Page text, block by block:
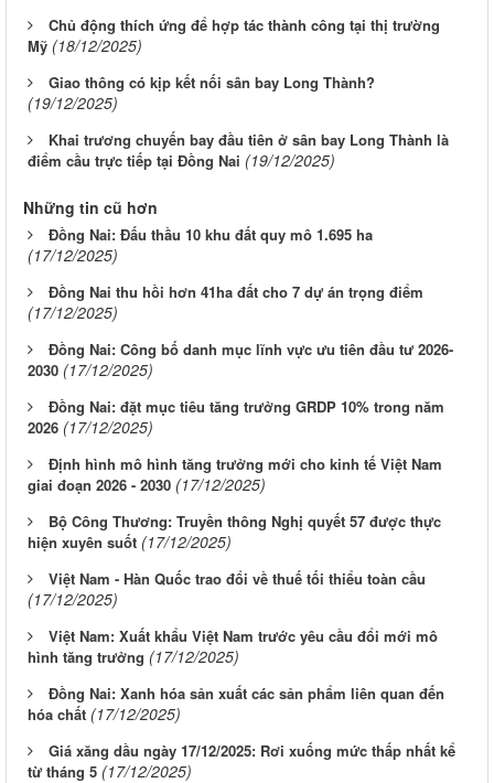
Chủ động thích ứng để hợp tác thành công tại thị trường
Mỹ (18/12/2025)
Giao thông có kịp kết nối sân bay Long Thành?
(19/12/2025)
Khai trương chuyến bay đầu tiên ở sân bay Long Thành là
điểm cầu trực tiếp tại Đồng Nai (19/12/2025)
Những tin cũ hơn
Đồng Nai: Đấu thầu 10 khu đất quy mô 1.695 ha
(17/12/2025)
Đồng Nai thu hồi hơn 41ha đất cho 7 dự án trọng điểm
(17/12/2025)
Đồng Nai: Công bố danh mục lĩnh vực ưu tiên đầu tư 2026-
2030 (17/12/2025)
Đồng Nai: đặt mục tiêu tăng trưởng GRDP 10% trong năm
2026 (17/12/2025)
Định hình mô hình tăng trưởng mới cho kinh tế Việt Nam
giai đoạn 2026 - 2030 (17/12/2025)
Bộ Công Thương: Truyền thông Nghị quyết 57 được thực
hiện xuyên suốt (17/12/2025)
Việt Nam - Hàn Quốc trao đổi về thuế tối thiểu toàn cầu
(17/12/2025)
Việt Nam: Xuất khẩu Việt Nam trước yêu cầu đổi mới mô
hình tăng trưởng (17/12/2025)
Đồng Nai: Xanh hóa sản xuất các sản phẩm liên quan đến
hóa chất (17/12/2025)
Giá xăng dầu ngày 17/12/2025: Rơi xuống mức thấp nhất kể
từ tháng 5 (17/12/2025)